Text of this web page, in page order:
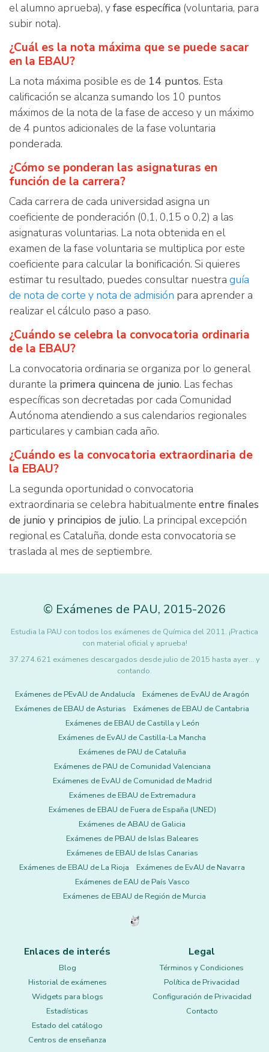
el alumno aprueba), yfase específica (voluntaria, para
subir nota).
¿Cuál es la nota máxima que se puede sacar
en la EBAU?
La nota máxima posible es de 14 puntos. Esta
calificación se alcanza sumando los 10 puntos
máximos de la nota de la fase de acceso y un máximo
de 4 puntos adicionales de la fase voluntaria
ponderada.
¿Cómo se ponderan las asignaturas en
función de la carrera?
Cada carrera de cada universidad asigna un
coeficiente de ponderación (0,1, 0,15 o 0,2) a las
asignaturas voluntarias. La nota obtenida en el
examen de la fase voluntaria se multiplica por este
coeficiente para calcular la bonificación. Si quieres
estimar tu resultado, puedes consultar nuestra guía
de nota de corte y nota de admisión para aprender a
realizar el cálculo paso a paso.
¿Cuándo se celebra la convocatoria ordinaria
de la EBAU?
La convocatoria ordinaria se organiza por lo general
durante la primera quincena de junio. Las fechas
específicas son decretadas por cada Comunidad
Autónoma atendiendo a sus calendarios regionales
particulares y cambian cada año.
¿Cuándo es la convocatoria extraordinaria de
la EBAU?
La segunda oportunidad o convocatoria
extraordinaria se celebra habitualmente entre finales
de junio y principios de julio. La principal excepción
regional es Cataluña, donde esta convocatoria se
traslada al mes de septiembre.
© Exámenes de PAU, 2015-2026
Estudia la PAU con todos los exámenes de Química del 2011. ¡Practica
con material oficial y aprueba!
37.274.621 exámenes descargados desde julio de 2015 hasta ayer... y
contando.
Exámenes de PEvAU de Andalucía
Exámenes de EvAU de Aragón
Exámenes de EBAU de Asturias
Exámenes de EBAU de Cantabria
Exámenes de EBAU de Castilla y León
Exámenes de EvAU de Castilla-La Mancha
Exámenes de PAU de Cataluña
Exámenes de PAU de Comunidad Valenciana
Exámenes de EvAU de Comunidad de Madrid
Exámenes de EBAU de Extremadura
Exámenes de EBAU de Fuera de España (UNED)
Exámenes de ABAU de Galicia
Exámenes de PBAU de Islas Baleares
Exámenes de EBAU de Islas Canarias
Exámenes de EBAU de La Rioja
Exámenes de EvAU de Navarra
Exámenes de EAU de País Vasco
Exámenes de EBAU de Región de Murcia
Enlaces de interés
Blog
Historial de exámenes
Widgets para blogs
Estadísticas
Estado del catálogo
Centros de enseñanza
Legal
Términos y Condiciones
Política de Privacidad
Configuración de Privacidad
Contacto